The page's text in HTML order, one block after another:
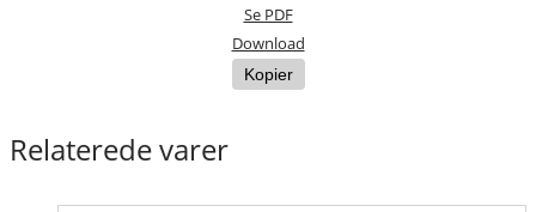
Se PDF
Download
Kopier
Relaterede varer